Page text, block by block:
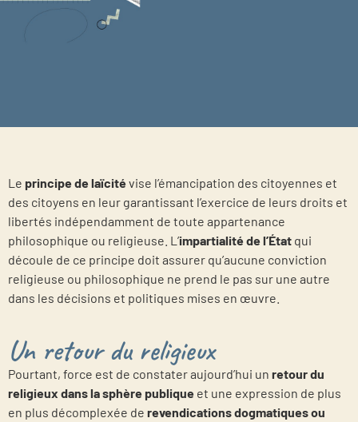
Le principe de laïcité vise l’émancipation des citoyennes et
des citoyens en leur garantissant l’exercice de leurs droits et
libertés indépendamment de toute appartenance
philosophique ou religieuse. L’impartialité de l’État qui
découle de ce principe doit assurer qu’aucune conviction
religieuse ou philosophique ne prend le pas sur une autre
dans les décisions et politiques mises en œuvre.
Un retour du religieux
Pourtant, force est de constater aujourd’hui un retour du
religieux dans la sphère publique et une expression de plus
en plus décomplexée de revendications dogmatiques ou